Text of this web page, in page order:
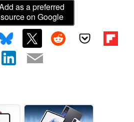
as a preferred
source on Google